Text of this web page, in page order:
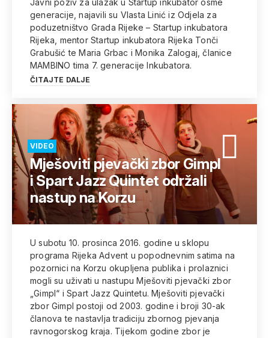
Javni poziv za ulazak u Startup inkubator osme
generacije, najavili su Vlasta Linić iz Odjela za
poduzetništvo Grada Rijeke – Startup inkubatora
Rijeka, mentor Startup inkubatora Rijeka Tonči
Grabušić te Maria Grbac i Monika Zalogaj, članice
MAMBINO tima 7. generacije Inkubatora.
ČITAJTE DALJE
VIDEO
Mješoviti pjevački zbor Gimpl
i Spart Jazz Quintet održali
nastup na Korzu
U subotu 10. prosinca 2016. godine u sklopu
programa Rijeka Advent u popodnevnim satima na
pozornici na Korzu okupljena publika i prolaznici
mogli su uživati u nastupu Mješoviti pjevački zbor
„Gimpl“ i Spart Jazz Quintetu. Mješoviti pjevački
zbor Gimpl postoji od 2003. godine i broji 30-ak
članova te nastavlja tradiciju zbornog pjevanja
ravnogorskog kraja. Tijekom godine zbor je